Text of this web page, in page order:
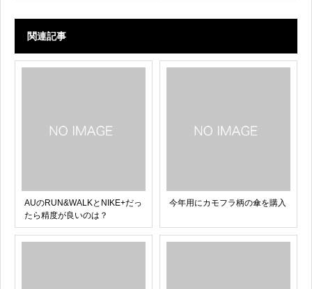
関連記事
AUのRUN&WALKとNIKE+だっ
たら精度が良いのは？
今年用にカモフラ柄の傘を購入